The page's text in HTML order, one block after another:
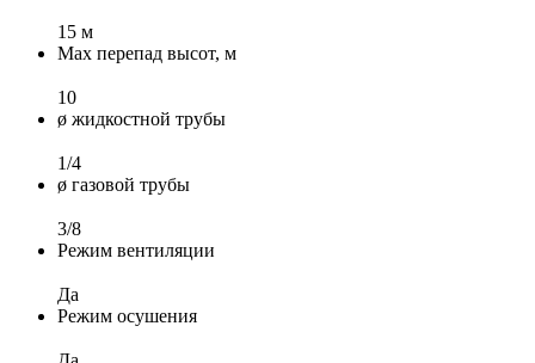
15 м
Max перепад высот, м
10
ø жидкостной трубы
1/4
ø газовой трубы
3/8
Режим вентиляции
Да
Режим осушения